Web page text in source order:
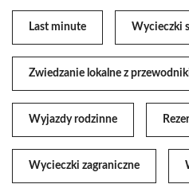
Last minute Wycieczki
Zwiedzanie lokalne z
Wyjazdy rodzinne
Wycieczki zagraniczne